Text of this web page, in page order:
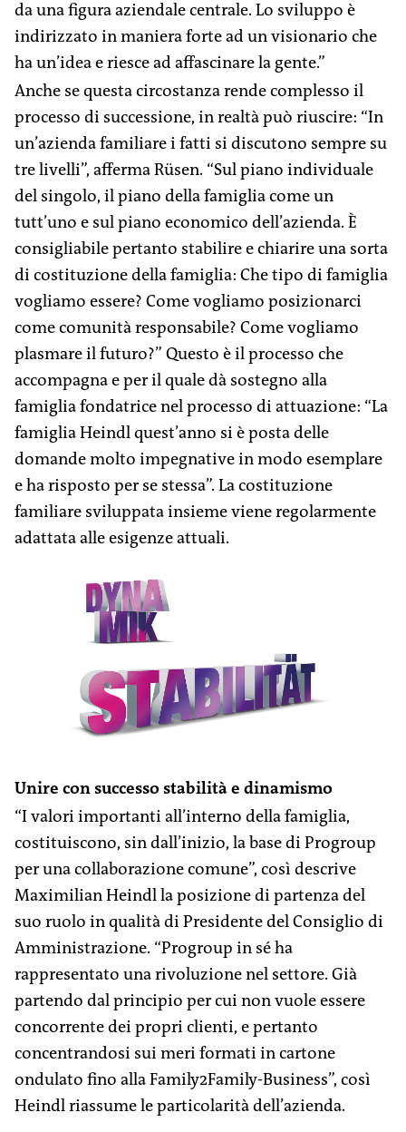
da una figura aziendale centrale. Lo sviluppo è
indirizzato in maniera forte ad un visionario che
ha un’idea e riesce ad affascinare la gente.”
Anche se questa circostanza rende complesso il
processo di successione, in realtà può riuscire: “In
un’azienda familiare i fatti si discutono sempre su
tre livelli”, afferma Rüsen. “Sul piano individuale
del singolo, il piano della famiglia come un
tutt’uno e sul piano economico dell’azienda. È
consigliabile pertanto stabilire e chiarire una sorta
di costituzione della famiglia: Che tipo di famiglia
vogliamo essere? Come vogliamo posizionarci
come comunità responsabile? Come vogliamo
plasmare il futuro?” Questo è il processo che
accompagna e per il quale dà sostegno alla
famiglia fondatrice nel processo di attuazione: “La
famiglia Heindl quest’anno si è posta delle
domande molto impegnative in modo esemplare
e ha risposto per se stessa”. La costituzione
familiare sviluppata insieme viene regolarmente
adattata alle esigenze attuali.
Unire con successo stabilità e dinamismo
“I valori importanti all’interno della famiglia,
costituiscono, sin dall’inizio, la base di Progroup
per una collaborazione comune”, così descrive
Maximilian Heindl la posizione di partenza del
suo ruolo in qualità di Presidente del Consiglio di
Amministrazione. “Progroup in sé ha
rappresentato una rivoluzione nel settore. Già
partendo dal principio per cui non vuole essere
concorrente dei propri clienti, e pertanto
concentrandosi sui meri formati in cartone
ondulato fino alla Family2Family-Business”, così
Heindl riassume le particolarità dell’azienda.